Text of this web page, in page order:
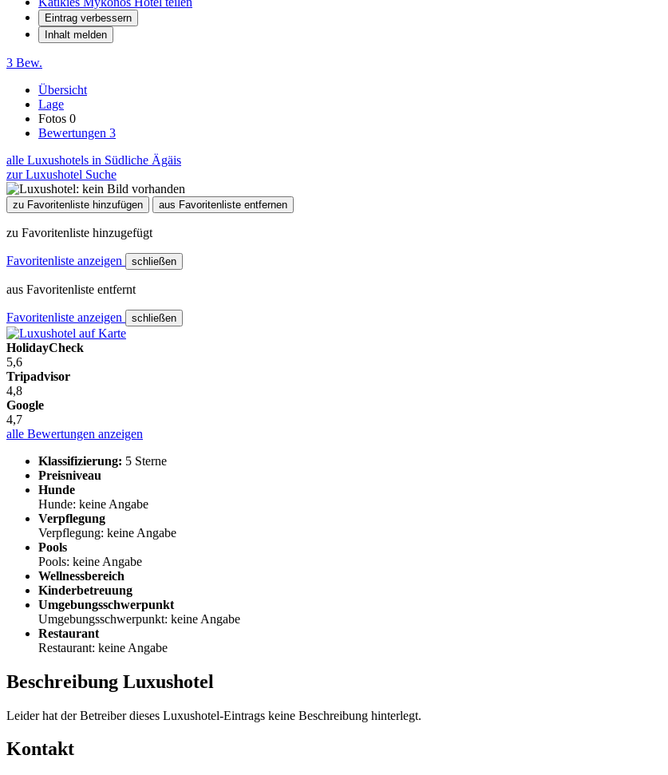
Eintrag verbessern
Inhalt melden
3 Bew.
Übersicht
Lage
Fotos 0
Bewertungen 3
alle Luxushotels in Südliche Ägäis
zur Luxushotel Suche
zu Favoritenliste hinzufügen aus Favoritenliste entfernen
zu Favoritenliste hinzugefügt
Favoritenliste anzeigen schließen
aus Favoritenliste entfernt
Favoritenliste anzeigen schließen
HolidayCheck
5,6
Tripadvisor
4,8
Google
4,7
alle Bewertungen anzeigen
Klassifizierung: 5 Sterne
Preisniveau
Hunde
Hunde: keine Angabe
Verpflegung
Verpflegung: keine Angabe
Pools
Pools: keine Angabe
Wellnessbereich
Kinderbetreuung
Umgebungsschwerpunkt
Umgebungsschwerpunkt: keine Angabe
Restaurant
Restaurant: keine Angabe
Beschreibung Luxushotel
Leider hat der Betreiber dieses Luxushotel-Eintrags keine Beschreibung hinterlegt.
Kontakt